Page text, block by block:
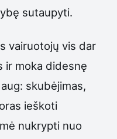
sutaupyti.
vairuotojų vis dar
ir moka didesnę
skubėjimas,
ieškoti
nukrypti nuo